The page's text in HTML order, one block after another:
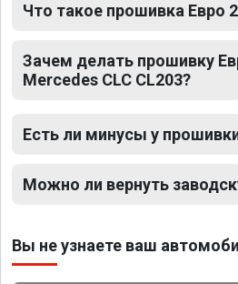
Что такое прошивка Евро
Зачем делать прошивку
Mercedes CLC CL203?
Есть ли минусы у
Можно ли вернуть
Вы не узнаете ваш